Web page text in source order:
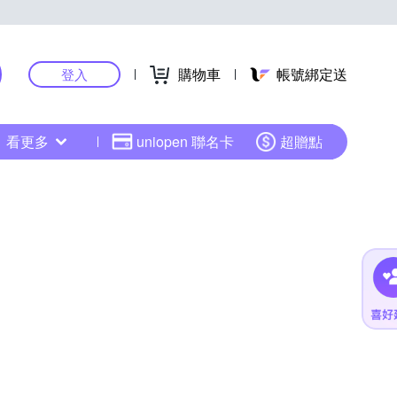
登入 購物車 帳號綁定送
看更多 uniopen 聯名卡 超贈點